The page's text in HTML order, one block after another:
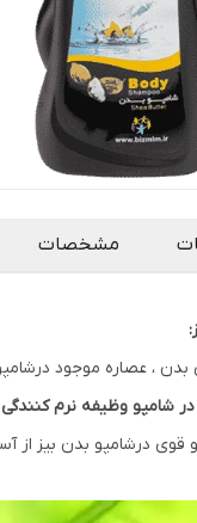
مشخصات
بدن ، عصاره موجود
شامپو وظیفه نرم
و قوی درشامپو بدن بیز